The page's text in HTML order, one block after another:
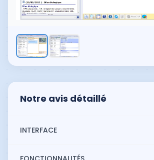
Notre avis détaillé
INTERFACE
AxiSanté est assez intuitif pour les